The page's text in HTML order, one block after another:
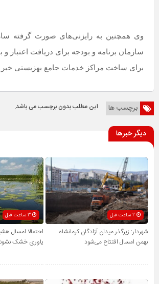
وی همچنین به رایزنی‌های صورت گرفته
سازمان برنامه و بودجه برای دریافت اعتبار
برای ساخت مراکز خدمات جامع بهزیستی خبر
برچسب ها این مطلب بدون برچسب می باشد.
دیگر خبرها
2 ساعت قبل
شهردار: زیرگذر میدان آزادگان کرمانشاه
بهمن امسال افتتاح می‌شود
احتمالا امسال
یاوری خشک